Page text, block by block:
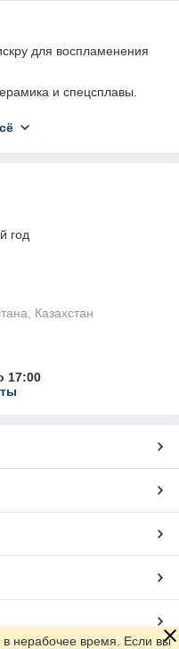
для воспламенения
и спецсплавы.
Если пламя гаснет,
год
Казахстан
17:00
в нерабочее время. Если вы